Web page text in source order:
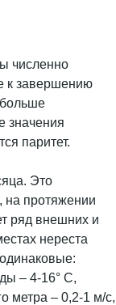
численно
к завершению
значения
паритет.
Это
на протяжении
ряд внешних и
нереста
– 4-16° С,
метра – 0,2-1 м/с,